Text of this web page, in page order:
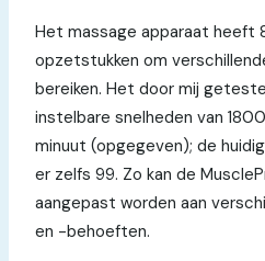
Het massage apparaat heeft
opzetstukken om
bereiken. Het door mij
instelbare snelheden van
minuut (opgegeven); de
er zelfs 99. Zo kan de
aangepast worden aan
en -behoeften.